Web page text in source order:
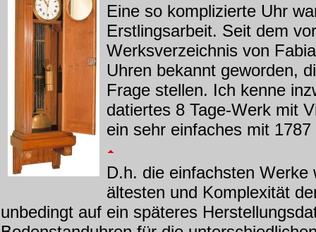
Eine so komplizierte Uhr
Erstlingsarbeit. Seit dem
Werksverzeichnis von
Uhren bekannt geworden,
Frage stellen. Ich kenne
datiertes 8 Tage-Werk mit
ein sehr einfaches mit
D.h. die einfachsten
ältesten und Komplexität
unbedingt auf ein späteres